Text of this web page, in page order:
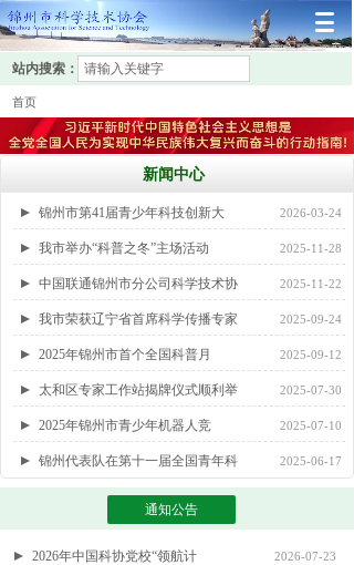
首页
站内搜索：
新闻中心
锦州市第41届青少年科技创新大 2026-03-24
我市举办“科普之冬”主场活动 2025-11-28
中国联通锦州市分公司科学技术协 2025-11-22
我市荣获辽宁省首席科学传播专家 2025-09-24
2025年锦州市首个全国科普月 2025-09-12
太和区专家工作站揭牌仪式顺利举 2025-07-30
2025年锦州市青少年机器人竞 2025-07-10
锦州代表队在第十一届全国青年科 2025-06-17
科技之光 助苗成长
通知公告
2026年中国科协党校“领航计 2026-07-23